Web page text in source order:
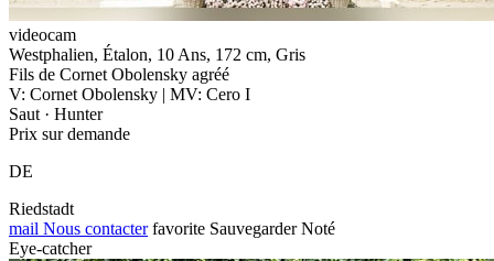
videocam
Westphalien, Étalon, 10 Ans, 172 cm, Gris
Fils de Cornet Obolensky agréé
V: Cornet Obolensky | MV: Cero I
Saut · Hunter
Prix sur demande
DE
Riedstadt
mail Nous contacter favorite Sauvegarder Noté
Eye-catcher